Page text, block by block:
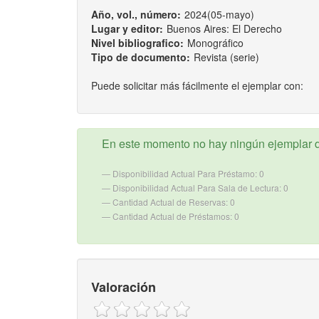
Año, vol., número: 2024(05-mayo)
Lugar y editor: Buenos Aires: El Derecho
Nivel bibliografico: Monográfico
Tipo de documento: Revista (serie)
Puede solicitar más fácilmente el ejemplar con:
En este momento no hay ningún ejemplar
Disponibilidad Actual Para Préstamo: 0
Disponibilidad Actual Para Sala de Lectura: 0
Cantidad Actual de Reservas: 0
Cantidad Actual de Préstamos: 0
Valoración